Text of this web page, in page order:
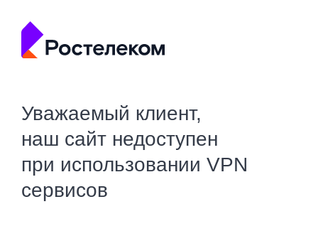
Уважаемый клиент,
наш сайт недоступен
при использовании VPN
сервисов